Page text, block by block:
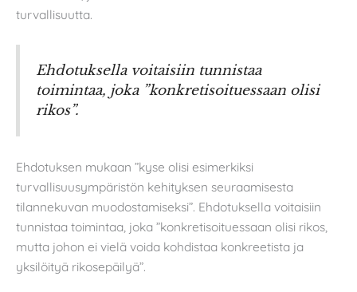
turvallisuutta.
Ehdotuksella voitaisiin tunnistaa
toimintaa, joka ”konkretisoituessaan olisi
rikos”.
Ehdotuksen mukaan ”kyse olisi esimerkiksi
turvallisuusympäristön kehityksen seuraamisesta
tilannekuvan muodostamiseksi”. Ehdotuksella voitaisiin
tunnistaa toimintaa, joka ”konkretisoituessaan olisi rikos,
mutta johon ei vielä voida kohdistaa konkreetista ja
yksilöityä rikosepäilyä”.